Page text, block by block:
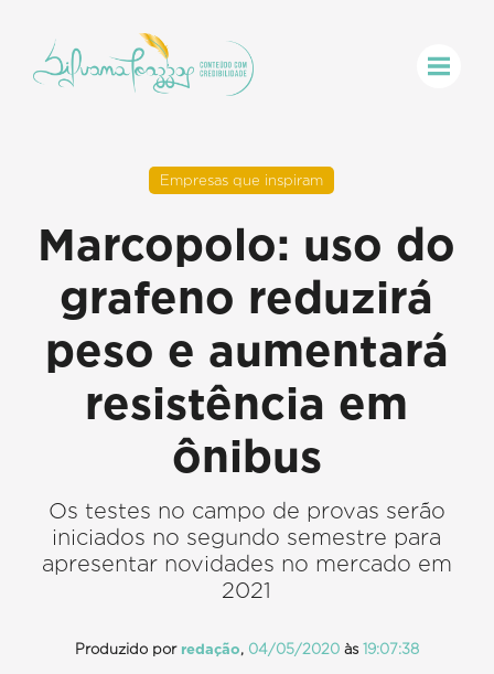
Empresas que inspiram
Marcopolo: uso do
grafeno reduzirá
peso e aumentará
resistência em
ônibus
Os testes no campo de provas serão
iniciados no segundo semestre para
apresentar novidades no mercado em
2021
Produzido por redação, 04/05/2020às 19:07:38